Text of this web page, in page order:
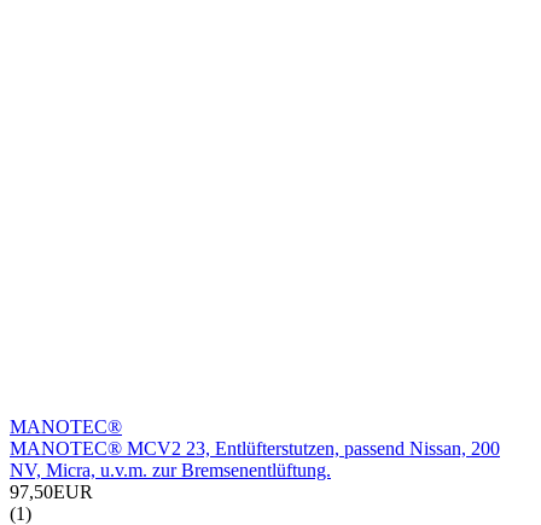
MANOTEC®
MANOTEC® MCV2 23, Entlüfterstutzen, passend Nissan, 200
NV, Micra, u.v.m. zur Bremsenentlüftung.
97,50EUR
(1)